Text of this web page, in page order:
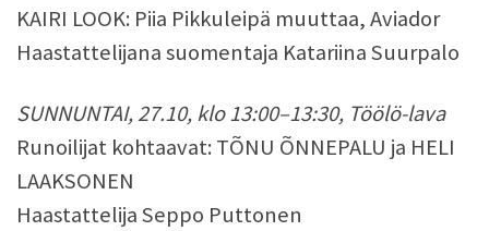
KAIRI LOOK: Piia Pikkuleipä muuttaa, Aviador
Haastattelijana suomentaja Katariina Suurpalo
SUNNUNTAI, 27.10, klo 13:00–13:30, Töölö-lava
Runoilijat kohtaavat: TÕNU ÕNNEPALU ja HELI
LAAKSONEN
Haastattelija Seppo Puttonen